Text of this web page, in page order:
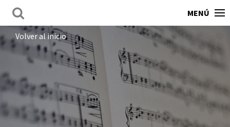
MENÚ
Volver al inicio